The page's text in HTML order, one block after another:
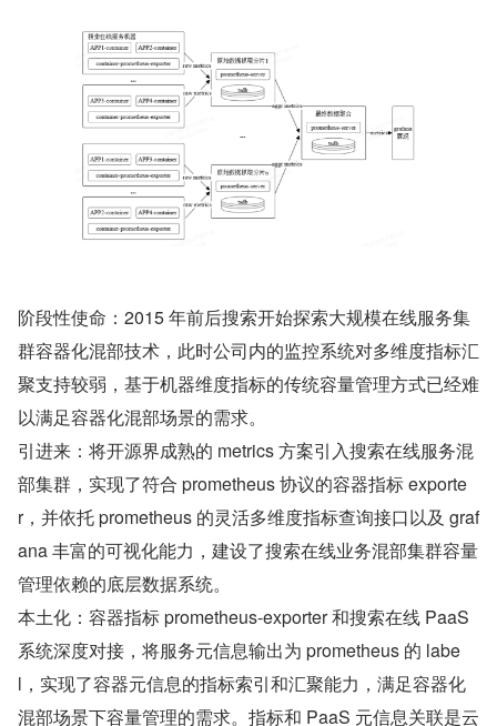
阶段性使命：2015 年前后搜索开始探索大规模在线服务集
群容器化混部技术，此时公司内的监控系统对多维度指标汇
聚支持较弱，基于机器维度指标的传统容量管理方式已经难
以满足容器化混部场景的需求。
引进来：将开源界成熟的 metrics 方案引入搜索在线服务混
部集群，实现了符合 prometheus 协议的容器指标 exporte
r，并依托 prometheus 的灵活多维度指标查询接口以及 graf
ana 丰富的可视化能力，建设了搜索在线业务混部集群容量
管理依赖的底层数据系统。
本土化：容器指标 prometheus-exporter 和搜索在线 PaaS
系统深度对接，将服务元信息输出为 prometheus 的 labe
l，实现了容器元信息的指标索引和汇聚能力，满足容器化
混部场景下容量管理的需求。指标和 PaaS 元信息关联是云